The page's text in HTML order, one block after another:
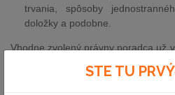
trvania, spôsoby
doložky a podobne.
Vhodne zvolený právny poradca už
od typu spoločnosti určí
prispôsobí požiadavky na
STE TU